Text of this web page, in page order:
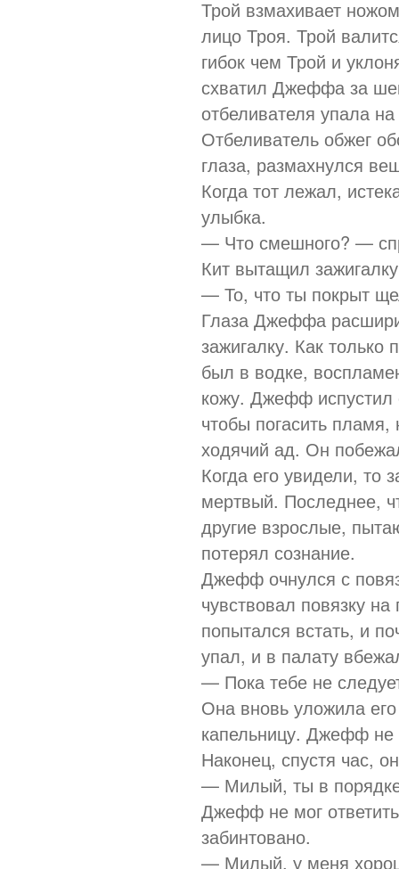
Трой взмахивает
лицо Троя. Трой
гибок чем Трой и
схватил Джеффа за
отбеливателя упала
Отбеливатель обжег
глаза, размахнулся
Когда тот лежал,
улыбка.
— Что смешного? —
Кит вытащил
— То, что ты покрыт
Глаза Джеффа
зажигалку. Как только
был в водке,
кожу. Джефф испустил
чтобы погасить
ходячий ад. Он
Когда его увидели, то
мертвый. Последнее,
другие взрослые,
потерял сознание.
Джефф очнулся с
чувствовал повязку
попытался встать, и
упал, и в палату
— Пока тебе не
Она вновь уложила
капельницу. Джефф не
Наконец, спустя час,
— Милый, ты в
Джефф не мог
забинтовано.
— Милый, у меня